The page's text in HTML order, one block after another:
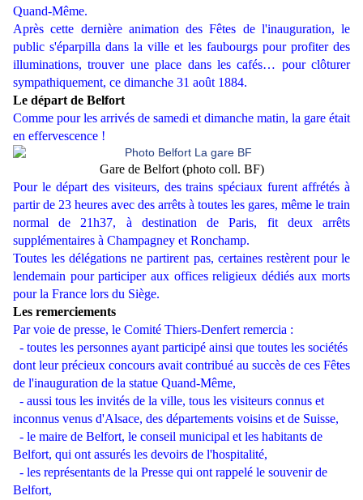
Quand-Même.
Après cette dernière animation des Fêtes de l'inauguration, le
public s'éparpilla dans la ville et les faubourgs pour profiter des
illuminations, trouver une place dans les cafés… pour clôturer
sympathiquement, ce dimanche 31 août 1884.
Le départ de Belfort
Comme pour les arrivés de samedi et dimanche matin, la gare était
en effervescence !
Gare de Belfort (photo coll. BF)
Pour le départ des visiteurs, des trains spéciaux furent affrétés à
partir de 23 heures avec des arrêts à toutes les gares, même le train
normal de 21h37, à destination de Paris, fit deux arrêts
supplémentaires à Champagney et Ronchamp.
Toutes les délégations ne partirent pas, certaines restèrent pour le
lendemain pour participer aux offices religieux dédiés aux morts
pour la France lors du Siège.
Les remerciements
Par voie de presse, le Comité Thiers-Denfert remercia :
- toutes les personnes ayant participé ainsi que toutes les sociétés
dont leur précieux concours avait contribué au succès de ces Fêtes
de l'inauguration de la statue Quand-Même,
- aussi tous les invités de la ville, tous les visiteurs connus et
inconnus venus d'Alsace, des départements voisins et de Suisse,
- le maire de Belfort, le conseil municipal et les habitants de
Belfort, qui ont assurés les devoirs de l'hospitalité,
- les représentants de la Presse qui ont rappelé le souvenir de
Belfort,